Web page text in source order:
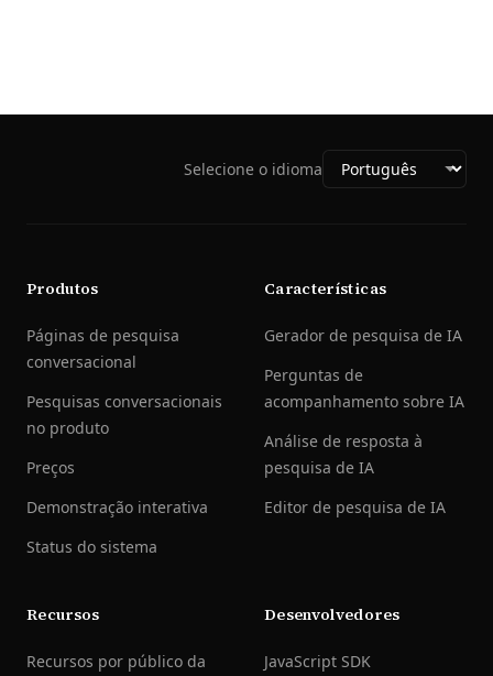
Selecione o idioma
Produtos
Páginas de pesquisa
conversacional
Pesquisas conversacionais
no produto
Preços
Demonstração interativa
Status do sistema
Características
Gerador de pesquisa de IA
Perguntas de
acompanhamento sobre IA
Análise de resposta à
pesquisa de IA
Editor de pesquisa de IA
Recursos
Recursos por público da
Desenvolvedores
JavaScript SDK